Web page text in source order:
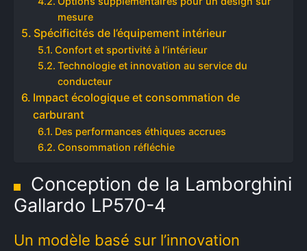
mesure
Spécificités de l’équipement intérieur
Confort et sportivité à l’intérieur
Technologie et innovation au service du
conducteur
Impact écologique et consommation de
carburant
Des performances éthiques accrues
Consommation réfléchie
Conception de la Lamborghini
Gallardo LP570-4
Un modèle basé sur l’innovation